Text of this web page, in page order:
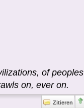
of peoples
on, ever on.
Zitieren